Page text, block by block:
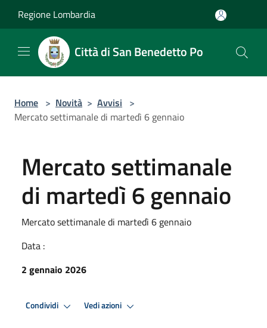
Regione Lombardia
Città di San Benedetto Po
Home > Novità > Avvisi >
Mercato settimanale di martedì 6 gennaio
Mercato settimanale
di martedì 6 gennaio
Mercato settimanale di martedì 6 gennaio
Data :
2 gennaio 2026
Condividi Vedi azioni